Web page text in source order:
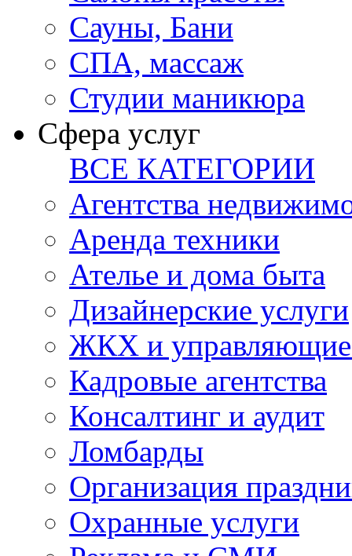
Сауны, Бани
СПА, массаж
Студии маникюра
Сфера услуг
ВСЕ КАТЕГОРИИ
Агентства
Аренда техники
Ателье и дома быта
Дизайнерские услуги
ЖКХ и управляющие
Кадровые агентства
Консалтинг и аудит
Ломбарды
Организация
Охранные услуги